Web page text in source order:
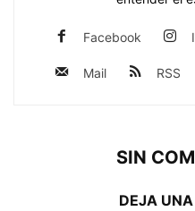
Facebook
Mail RSS
SIN
DEJA